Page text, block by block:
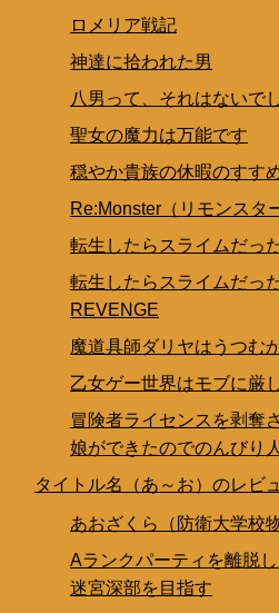
ロメリア戦記
神達に拾われた男
八男って、それはないで
聖女の魔力は万能です
穏やか貴族の休暇のすすめ
Re:Monster（リモンスタ
転生したらスライムだっ
転生したらスライムだっ
REVENGE
魔道具師ダリヤはうつむ
乙女ゲー世界はモブに厳
冒険者ライセンスを剥奪
娘ができたのでのんびり
タイトル名（あ～お）のレビ
あおざくら（防衛大学校
Aランクパーティを離脱
迷宮深部を目指す